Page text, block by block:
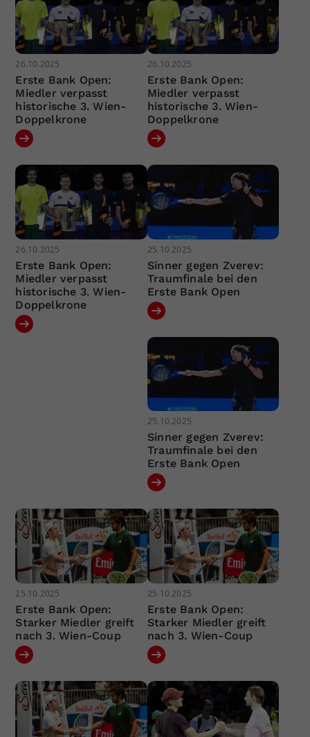
26.10.2025
Erste Bank Open:
Miedler verpasst
historische 3. Wien-
Doppelkrone
26.10.2025
Erste Bank Open:
Miedler verpasst
historische 3. Wien-
Doppelkrone
26.10.2025
Erste Bank Open:
Miedler verpasst
historische 3. Wien-
Doppelkrone
25.10.2025
Sinner gegen Zverev:
Traumfinale bei den
Erste Bank Open
25.10.2025
Sinner gegen Zverev:
Traumfinale bei den
Erste Bank Open
25.10.2025
Erste Bank Open:
Starker Miedler greift
nach 3. Wien-Coup
25.10.2025
Erste Bank Open:
Starker Miedler greift
nach 3. Wien-Coup